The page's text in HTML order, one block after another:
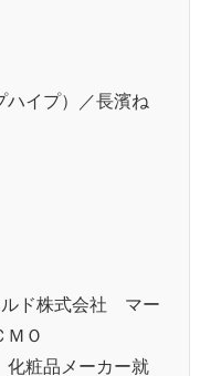
ハイプ）／長濱ね
ルド株式会社 マー
Ｏ
化粧品メーカー就